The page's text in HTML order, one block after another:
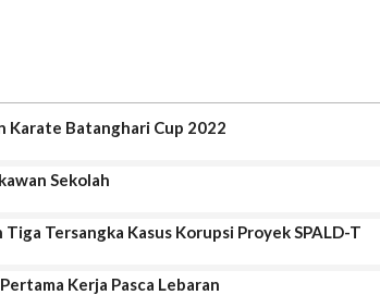
Karate Batanghari Cup 2022
Sekolah
Tersangka Kasus Korupsi Proyek SPALD-T
Kerja Pasca Lebaran